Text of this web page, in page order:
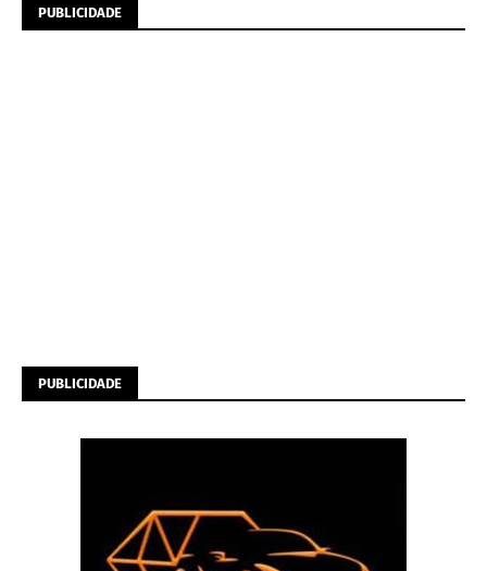
PUBLICIDADE
PUBLICIDADE